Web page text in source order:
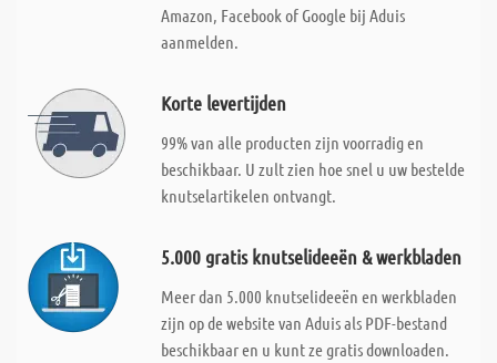
Amazon, Facebook of Google bij Aduis
aanmelden.
Korte levertijden
99% van alle producten zijn voorradig en
beschikbaar. U zult zien hoe snel u uw bestelde
knutselartikelen ontvangt.
5.000 gratis knutselideeën & werkbladen
Meer dan 5.000 knutselideeën en werkbladen
zijn op de website van Aduis als PDF-bestand
beschikbaar en u kunt ze gratis downloaden.